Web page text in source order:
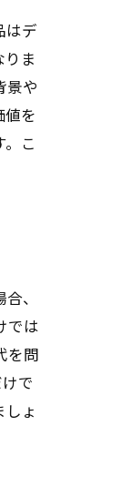
はデ
ま
景や
を
こ
、
では
を問
で
ょ